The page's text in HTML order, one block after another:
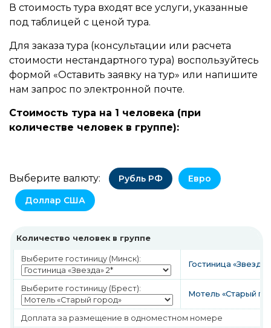
В стоимость тура входят все услуги, указанные
под таблицей с ценой тура.
Для заказа тура (консультации или расчета
стоимости нестандартного тура) воспользуйтесь
формой «Оставить заявку на тур» или напишите
нам запрос по электронной почте.
Стоимость тура на 1 человека (при
количестве человек в группе):
Выберите валюту: Рубль РФ
Евро
Доллар США
Количество человек в группе
Выберите гостиницу (Минск):
Гостиница
Выберите гостиницу (Брест):
Мотель «Старый
Доплата за размещение в одноместном номере